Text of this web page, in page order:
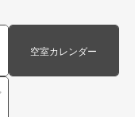
空室カレンダー